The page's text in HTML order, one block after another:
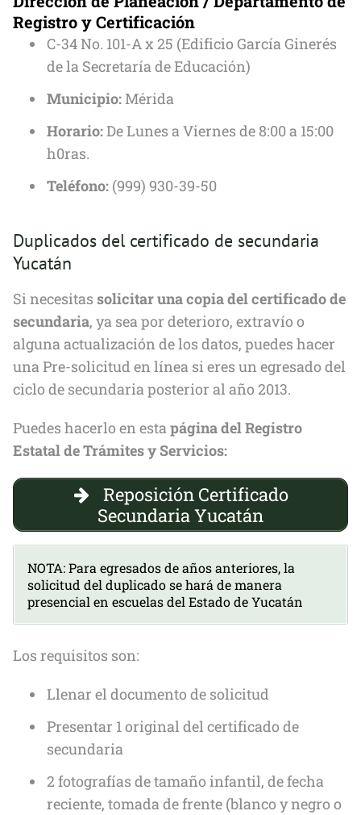
Registro y Certificación
C-34 No. 101-A x 25 (Edificio García Ginerés
de la Secretaría de Educación)
Municipio: Mérida
Horario:De Lunes a Viernes de 8:00 a 15:00
h0ras.
Teléfono: (999) 930-39-50
Duplicados del certificado de secundaria
Yucatán
Si necesitas solicitar una copia del certificado de
secundaria, ya sea por deterioro, extravío o
alguna actualización de los datos, puedes hacer
una Pre-solicitud en línea si eres un egresado del
ciclo de secundaria posterior al año 2013.
Puedes hacerlo en estapágina del Registro
Estatal de Trámites y Servicios:
Reposición Certificado
Secundaria Yucatán
NOTA: Para egresados de años anteriores, la
solicitud del duplicado se hará de manera
presencial en escuelas del Estado de Yucatán
Los requisitos son:
Llenar el documento de solicitud
Presentar 1 original del certificado de
secundaria
2 fotografías de tamaño infantil, de fecha
reciente, tomada de frente (blanco y negro o